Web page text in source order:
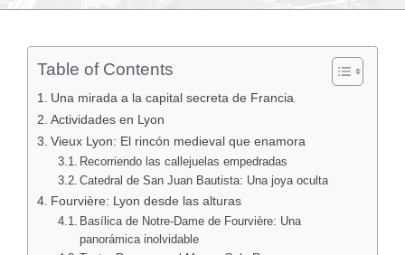
Table of Contents
Una mirada a la capital secreta de Francia
Actividades en Lyon
Vieux Lyon: El rincón medieval que enamora
Recorriendo las callejuelas empedradas
Catedral de San Juan Bautista: Una joya oculta
Fourvière: Lyon desde las alturas
Basílica de Notre-Dame de Fourvière: Una
panorámica inolvidable